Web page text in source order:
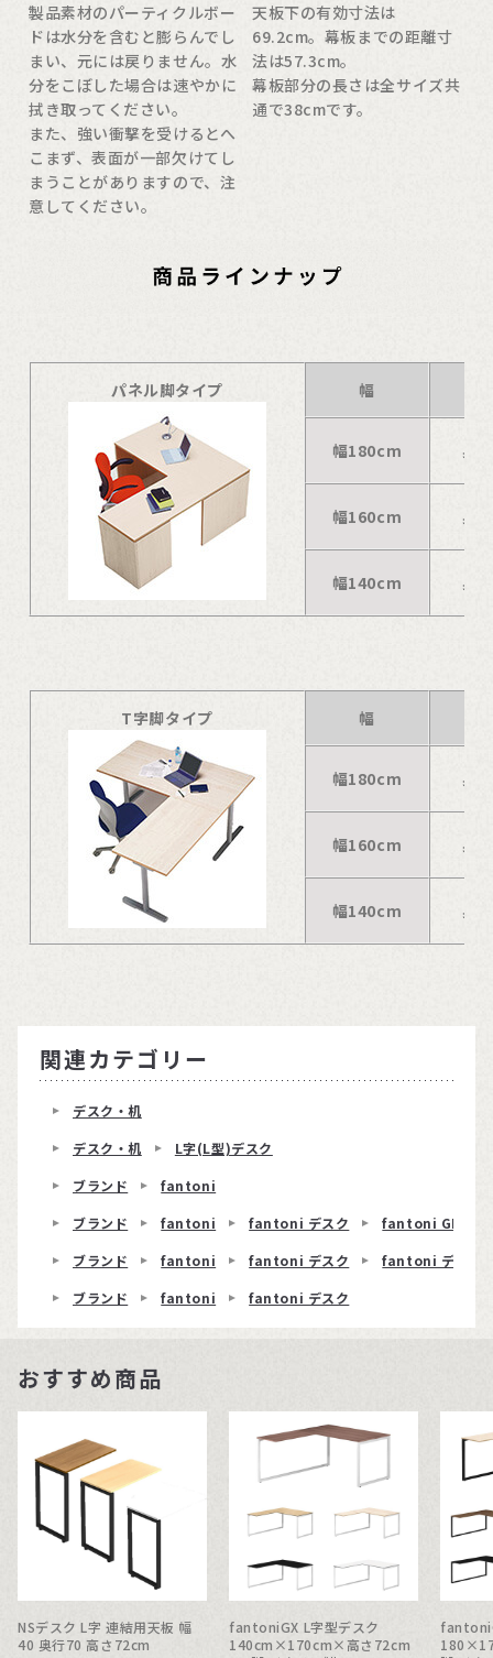
製品素材のパーティクルボー
ドは水分を含むと膨らんでし
まい、元には戻りません。水
分をこぼした場合は速やかに
拭き取ってください。
また、強い衝撃を受けるとへ
こまず、表面が一部欠けてし
まうことがありますので、注
意してください。
天板下の有効寸法は
69.2cm。幕板までの距離寸
法は57.3cm。
幕板部分の長さは全サイズ共
通で38cmです。
パネル脚タイプ 幅
幅180cm 奥
幅160cm 奥
幅140cm 奥
T字脚タイプ 幅
幅180cm 奥
幅160cm 奥
幅140cm 奥
関連カテゴリー
デスク・机
デスク・机
L字(L型)デスク
ブランド
fantoni
ブランド
fantoni fantoni デスク
fantoni GL T字
ブランド
fantoni fantoni デスク
fantoni デスク
ブランド
fantoni fantoni デスク
おすすめ商品
NSデスク L字 連結用天板 幅
40 奥行70 高さ72cm
fantoniGX L字型デスク
140cm×170cm×高さ72cm